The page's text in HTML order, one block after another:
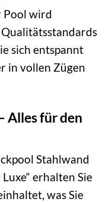
Pool wird
sich entspannt
in vollen Zügen
Alles für den
Stahlwand
erhalten Sie
was Sie